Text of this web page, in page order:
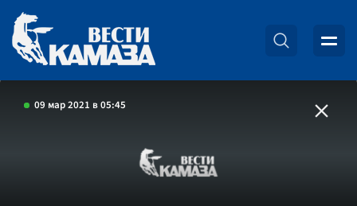
09 мар 2021 в 05:45